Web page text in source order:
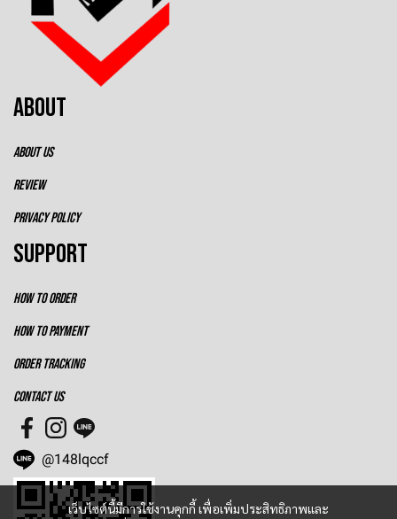
เว็บไซต์นี้มีการใช้งานคุกกี้ เพื่อเพิ่มประสิทธิภาพและ
ABOUT
ABOUT US
REVIEW
PRIVACY POLICY
SUPPORT
HOW TO ORDER
HOW TO PAYMENT
ORDER TRACKING
CONTACT US
@148lqccf